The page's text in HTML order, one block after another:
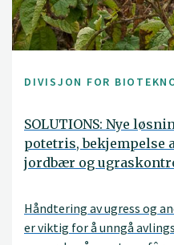
DIVISJON FOR
SOLUTIONS: Nye
potetris, bekjempelse
jordbær og
Håndtering av ugress og
er viktig for å unngå